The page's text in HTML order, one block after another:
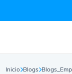
Inicio Blogs